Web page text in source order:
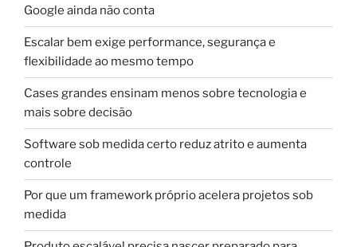
Google ainda não conta
Escalar bem exige performance, segurança e
flexibilidade ao mesmo tempo
Cases grandes ensinam menos sobre tecnologia e
mais sobre decisão
Software sob medida certo reduz atrito e aumenta
controle
Por que um framework próprio acelera projetos sob
medida